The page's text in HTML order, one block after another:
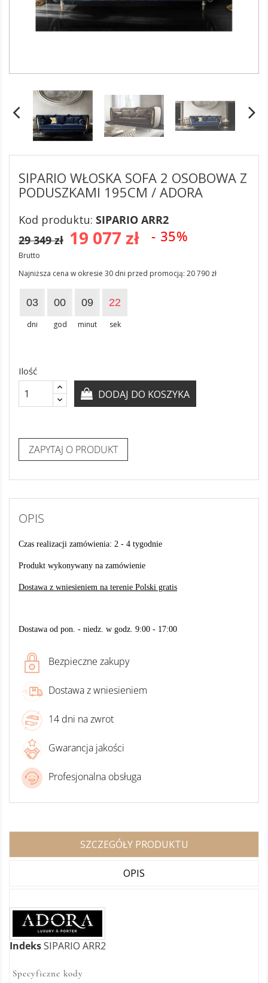
OPIS
Czas realizacji zamówienia: 2 - 4 tygodnie
Produkt wykonywany na zamówienie
Dostawa z wniesieniem na terenie Polski gratis
Dostawa od pon. - niedz. w godz. 9:00 - 17:00
Bezpieczne zakupy
Dostawa z wniesieniem
14 dni na zwrot
Gwarancja jakości
Profesjonalna obsługa
SIPARIO WŁOSKA SOFA 2 OSOBOWA Z
PODUSZKAMI 195CM / ADORA
Kod produktu: SIPARIO ARR2
19 077 zł - 35%
29 349 zł
Brutto
Najniższa cena w okresie 30 dni przed promocją: 20 790 zł
03
dni
00
god
09
minut
22
sek
Ilość
DODAJ DO KOSZYKA
ZAPYTAJ O PRODUKT
SZCZEGÓŁY PRODUKTU
OPIS
IndeksSIPARIO ARR2
Specyficzne kody